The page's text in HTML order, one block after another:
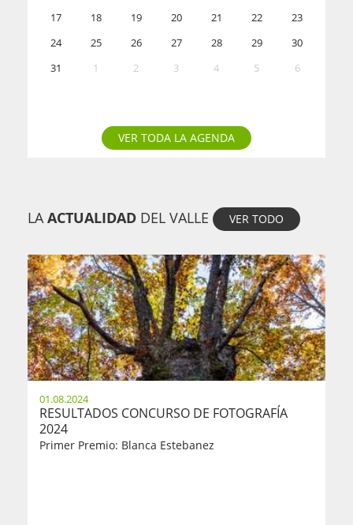
17
18 19 20 21 22
23
24
25 26 27 28 29
30
31
1 2 3 4 5 6
VER TODA LA AGENDA
LA ACTUALIDAD DEL VALLE VER TODO
01.08.2024
RESULTADOS CONCURSO DE FOTOGRAFÍA
2024
Primer Premio: Blanca Estebanez